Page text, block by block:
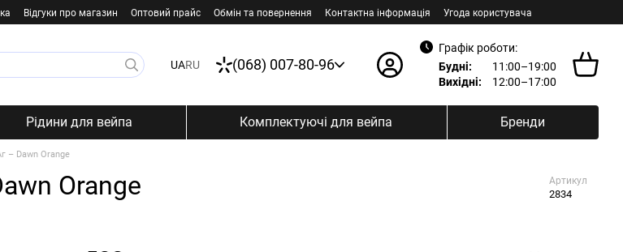
Відгуки про магазин Оптовий прайс Обмін та повернення Контактна інформація Угода користувача
UARU (068) 007-80-96
Графік роботи:
Будні:
11:00–19:00
Вихідні:
12:00–17:00
Рідини для вейпа Комплектуючі для вейпа Бренди
– Dawn Orange
Orange Артикул
2834